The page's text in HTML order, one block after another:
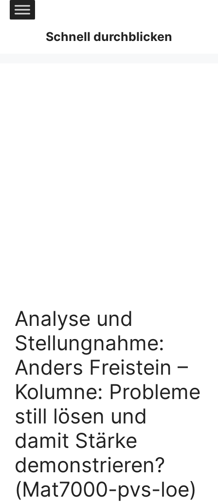
Zum
Inhalt
Schnell durchblicken
Analyse und
Stellungnahme:
Anders Freistein –
Kolumne: Probleme
still lösen und
damit Stärke
demonstrieren?
(Mat7000-pvs-loe)